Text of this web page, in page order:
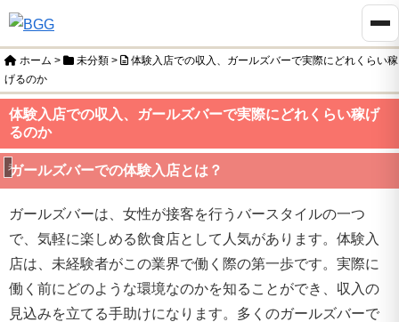
ホーム > 未分類 >
体験入店での収入、ガールズバーで実際にどれくらい稼
げるのか
体験入店での収入、ガールズバーで実際にどれくらい稼げ
るのか
未分類
ガールズバーでの体験入店とは？
ガールズバーは、女性が接客を行うバースタイルの一つ
で、気軽に楽しめる飲食店として人気があります。体験入
店は、未経験者がこの業界で働く際の第一歩です。実際に
働く前にどのような環境なのかを知ることができ、収入の
見込みを立てる手助けになります。多くのガールズバーで